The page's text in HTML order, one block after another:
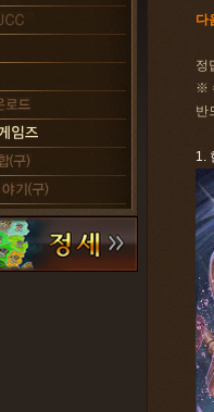
다
정
※
반
1.